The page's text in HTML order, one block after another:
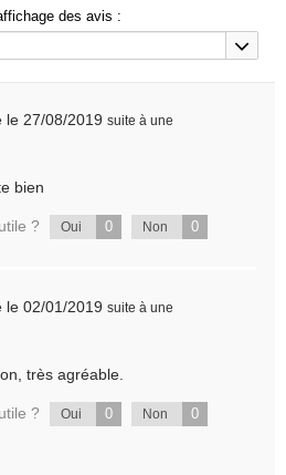
des avis :
le 27/08/2019 suite à une
bien
? Oui 0 Non 0
le 02/01/2019 suite à une
très agréable.
? Oui 0 Non 0